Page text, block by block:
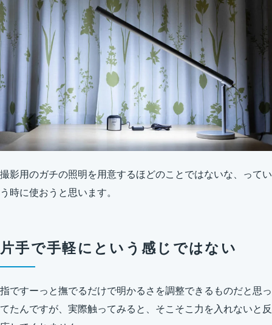
撮影用のガチの照明を用意するほどのことではないな、ってい
う時に使おうと思います。
片手で手軽にという感じではない
指ですーっと撫でるだけで明かるさを調整できるものだと思っ
てたんですが、実際触ってみると、そこそこ力を入れないと反